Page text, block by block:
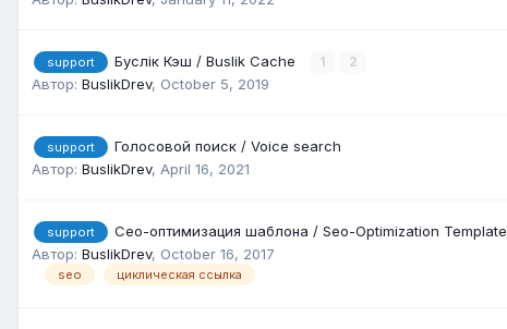
support Буслік Кэш / Buslik Cache 1 2
Автор: BuslikDrev, October 5, 2019
support
Голосовой поиск / Voice search
Автор: BuslikDrev, April 16, 2021
support
Сео-оптимизация шаблона / Seo-Optimization Template
Автор: BuslikDrev, October 16, 2017
seo циклическая ссылка